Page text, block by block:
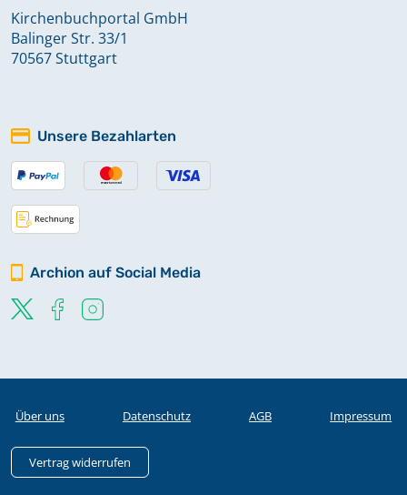
Kirchenbuchportal GmbH
Balinger Str. 33/1
70567 Stuttgart
Unsere Bezahlarten
Archion auf Social Media
Über uns Datenschutz AGB Impressum
Vertrag widerrufen